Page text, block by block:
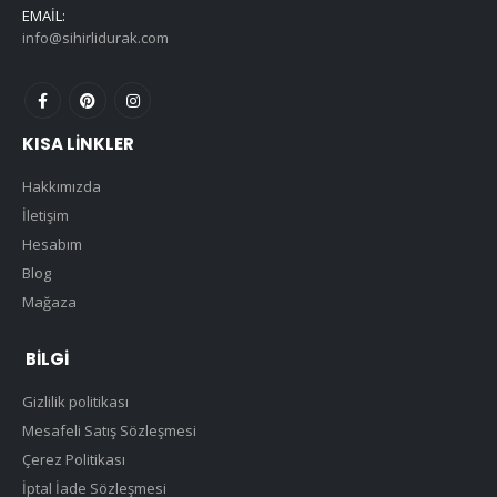
EMAIL:
info@sihirlidurak.com
KISA LINKLER
Hakkımızda
İletişim
Hesabım
Blog
Mağaza
BILGI
Gizlilik politikası
Mesafeli Satış Sözleşmesi
Çerez Politikası
İptal İade Sözleşmesi